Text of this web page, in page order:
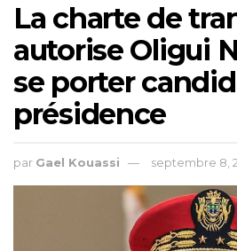
La charte de
autorise Oligui
se porter
présidence
par Gael Kouassi septembre 8,